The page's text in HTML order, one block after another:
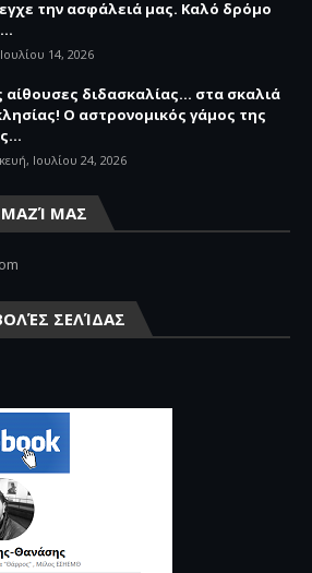
την ασφάλειά μας. Καλό δρόμο
14, 2026
αίθουσες διδασκαλίας… στα σκαλιά
Ο αστρονομικός γάμος της
Ιουλίου 24, 2026
ΜΑΣ
ΣΕΛΊΔΑΣ